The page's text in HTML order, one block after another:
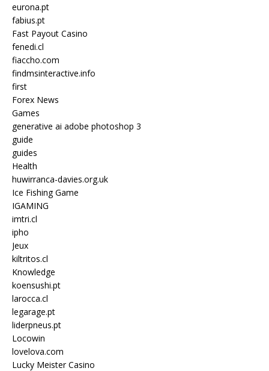
eurona.pt
fabius.pt
Fast Payout Casino
fenedi.cl
fiaccho.com
findmsinteractive.info
first
Forex News
Games
generative ai adobe photoshop 3
guide
guides
Health
huwirranca-davies.org.uk
Ice Fishing Game
IGAMING
imtri.cl
ipho
Jeux
kiltritos.cl
Knowledge
koensushi.pt
larocca.cl
legarage.pt
liderpneus.pt
Locowin
lovelova.com
Lucky Meister Casino